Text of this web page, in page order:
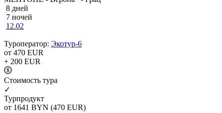
8 дней
7 ночей
12.02
Туроператор: Экотур-6
от 470 EUR
+ 200 EUR
Cтоимость тура
✓
Турпродукт
от 1641 BYN (470 EUR)